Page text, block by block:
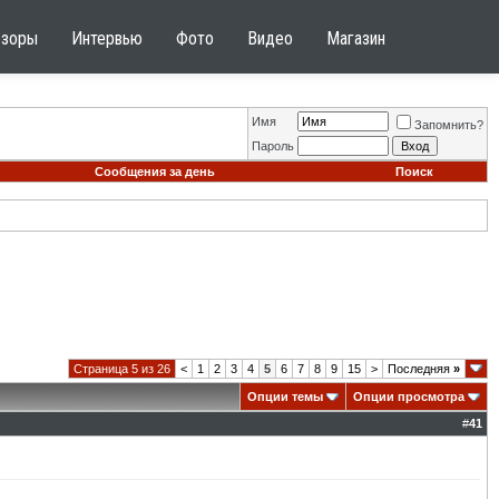
Интервью Фото Видео Магазин
Имя
Запомнить?
Пароль
Сообщения за день
Поиск
Страница 5 из 26 < 1 2 3 4 5 6 7 8 9 15 > Последняя »
Опции темы
Опции просмотра
#41